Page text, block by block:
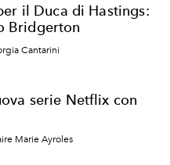
il Duca di Hastings:
Bridgerton
Cantarini
serie Netflix con
Marie Ayroles